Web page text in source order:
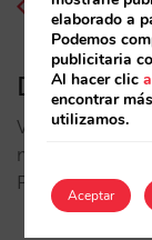
Demanda
Visualiza las
menos
Pasado y
elaborado a
Podemos
publicitaria
Al hacer clic
encontrar
utilizamos.
Aceptar